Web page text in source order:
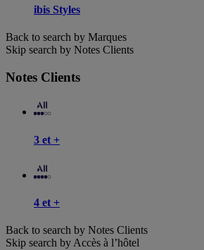
ibis Styles
Back to search by Marques
Skip search by Notes Clients
Notes Clients
3 et +
4 et +
Back to search by Notes Clients
Skip search by Accès à l’hôtel